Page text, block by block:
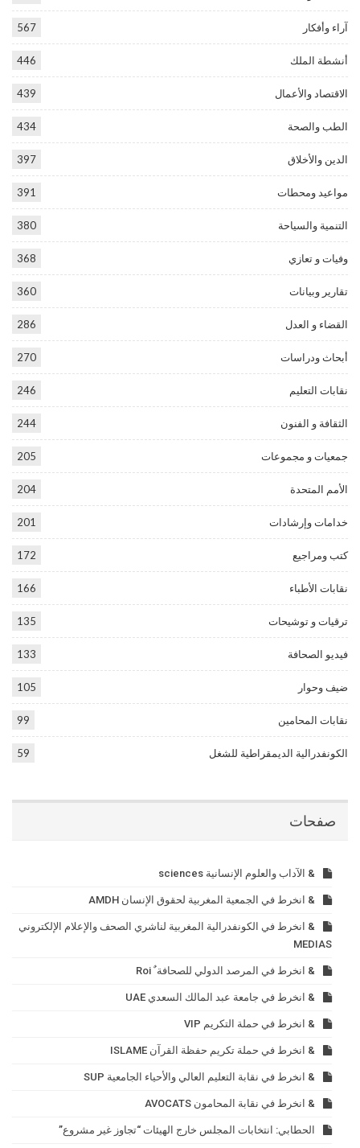
آراء وأفكار 567
أنشطة الملك 446
الاقتصاد والأعمال 439
الطب والصحة 434
الدين والأخلاق 397
مواعيد ومحطات 391
التنمية والسياحة 380
وفيات و تعازي 368
تقارير وبيانات 360
القضاء و العدل 286
أبحاث ودراسات 270
نقابات التعليم 246
الثقافة و الفنون 244
جمعيات و مجموعات 205
الأمم المتحدة 204
خدامات وإرشادات 201
كتب ومراجيع 172
نقابات الأطباء 166
ترقيات و توشيحات 135
فيديو الصحافة 133
ضيف وحوار 105
نقابات المحامين 99
الكونفدرالية الديمقراطية للشغل 59
صفحات
& الآداب والعلوم الإنسانية sciences
& انخرط في الجمعية المغربية لحقوق الإنسان AMDH
& انخرط في الكونفدرالية المغربية لناشري الصحف والإعلام الإلكتروني
MEDIAS
& انخرط في المرصد الدولي للصحافة ٌ Roi
& انخرط في جامعة عبد المالك السعدي UAE
& انخرط في حملة التكريم VIP
& انخرط في حملة تكريم حفظة القرآن ISLAME
& انخرط في نقابة التعليم العالي والأحياء الجامعية SUP
& انخرط في نقابة المحامون AVOCATS
الحطابي: انتخابات المجلس خارج الهيئات “تجاوز غير مشروع”